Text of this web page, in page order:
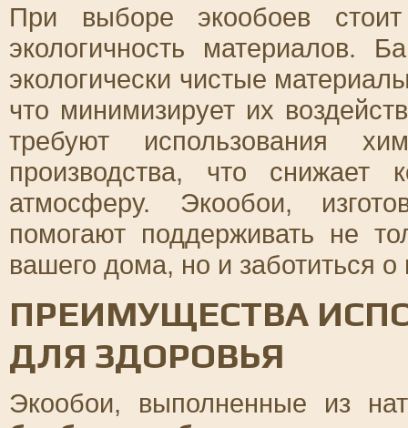
При выборе экообоев
экологичность материалов.
экологически чистые
что минимизирует их
требуют использования
производства, что снижает
атмосферу. Экообои,
помогают поддерживать не
вашего дома, но и заботиться
ПРЕИМУЩЕСТВА
ДЛЯ ЗДОРОВЬЯ
Экообои, выполненные из